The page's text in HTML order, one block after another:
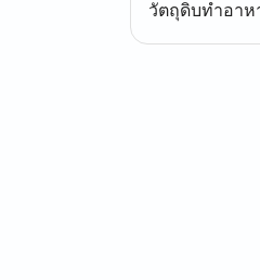
วัตถุดิบทำอาห